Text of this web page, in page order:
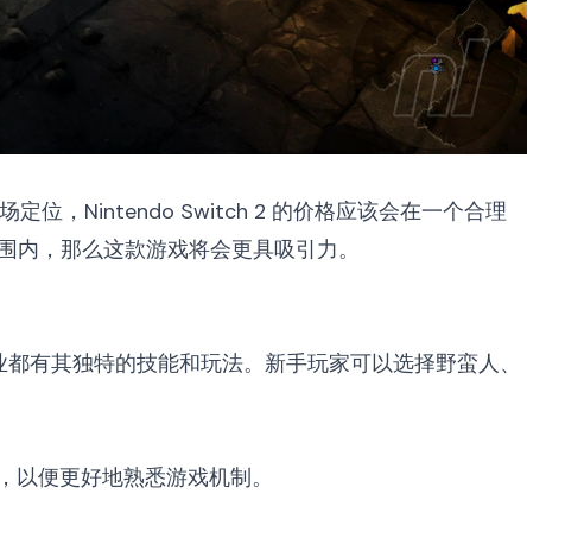
定位，Nintendo Switch 2 的价格应该会在一个合理
，那么这款游戏将会更具吸引力。
有其独特的技能和玩法。新手玩家可以选择野蛮人、
便更好地熟悉游戏机制。